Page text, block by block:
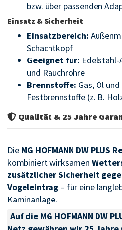
bzw. über passenden
Einsatz & Sicherheit
Einsatzbereich:
Schachtkopf
Geeignet für: Edelstahl-
und Rauchrohre
Brennstoffe: Gas, Öl
Festbrennstoffe (z. B.
Qualität & 25 Jahre
Die MG HOFMANN DW PLUS
kombiniert wirksamen
zusätzlicher Sicherheit
Vogeleintrag – für eine
Kaminanlage.
Auf die MG HOFMANN DW